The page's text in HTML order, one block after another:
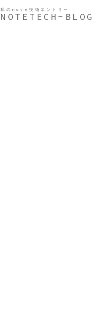
私のnote
NOTE
技術エントリー
TECH-BLOG